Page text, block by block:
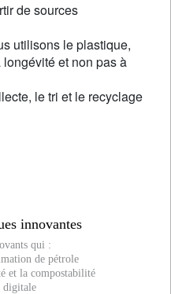
de sources
utilisons le plastique,
et non pas à
le tri et le recyclage
innovantes
qui :
de pétrole
et la compostabilité
digitale